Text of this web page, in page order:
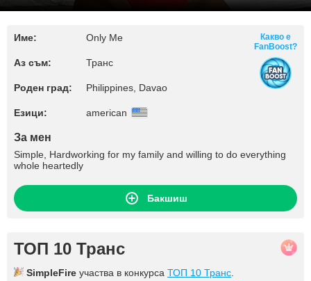
Име: Only Me
Аз съм: Транс
Роден град: Philippines, Davao
Езици: american
Какво е
FanBoost?
За мен
Simple, Hardworking for my family and willing to do everything
whole heartedly
Бакшиш
ТОП 10 Транс
SimpleFire участва в конкурса ТОП 10 Транс